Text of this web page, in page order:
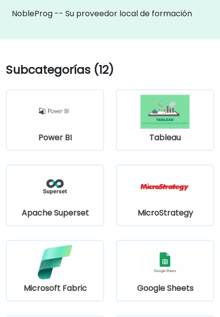
NobleProg -- Su proveedor local de formación
Subcategorías (12)
Power BI Tableau
Apache Superset MicroStrategy
Microsoft Fabric Google Sheets